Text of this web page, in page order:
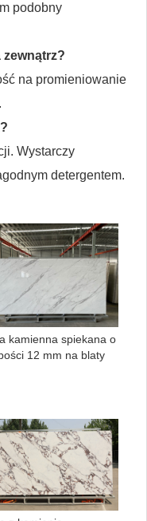
podobny
zewnątrz?
na promieniowanie
Wystarczy
detergentem.
kamienna spiekana o
12 mm na blaty